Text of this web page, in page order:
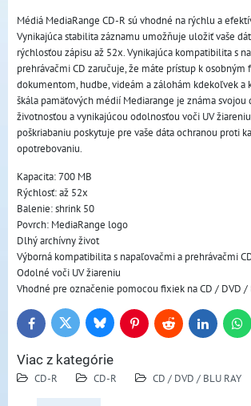
Médiá MediaRange CD-R sú vhodné na rýchlu a
Vynikajúca stabilita záznamu umožňuje uložiť vaše
rýchlosťou zápisu až 52x. Vynikajúca kompatibilita s
prehrávačmi CD zaručuje, že máte prístup k osobným
dokumentom, hudbe, videám a zálohám kdekoľvek a
škála pamäťových médií Mediarange je známa svojou
životnosťou a vynikajúcou odolnosťou voči UV
poškriabaniu poskytuje pre vaše dáta ochranou proti
opotrebovaniu.
Kapacita: 700 MB
Rýchlosť: až 52x
Balenie: shrink 50
Povrch: MediaRange logo
Dlhý archívny život
Výborná kompatibilita s napaľovačmi a prehrávačmi
Odolné voči UV žiareniu
Vhodné pre označenie pomocou fixiek na CD / DVD /
FacebookTwitter BlueskyPinterestReddit LinkedIn
Viac z kategórie
CD-R CD-R CD / DVD / BLU RAY